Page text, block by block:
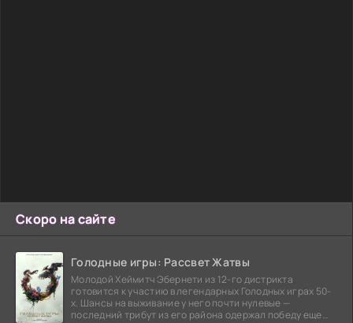
Скоро на сайте
Голодные игры: Рассвет Жатвы
Молодой Хеймитч Эбернети из 12-го дистрикта
готовится к участию в легендарных Голодных играх 50-
х. Шансы на выживание у него почти нулевые —
последний трибут из его района одержал победу еще